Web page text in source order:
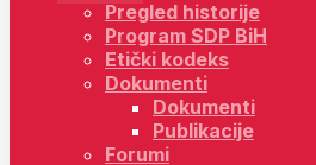
Pregled historije
Program SDP BiH
Etički kodeks
Dokumenti
Dokumenti
Publikacije
Forumi